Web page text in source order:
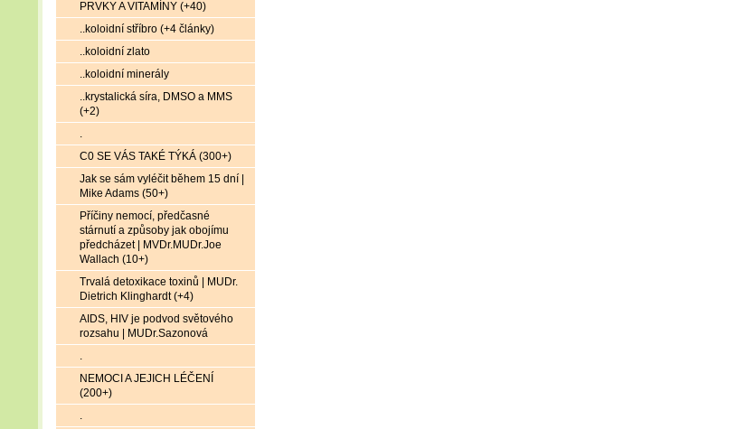
PRVKY A VITAMÍNY (+40)
..koloidní stříbro (+4 články)
..koloidní zlato
..koloidní minerály
..krystalická síra, DMSO a MMS
(+2)
.
C0 SE VÁS TAKÉ TÝKÁ (300+)
Jak se sám vyléčit během 15 dní |
Mike Adams (50+)
Příčiny nemocí, předčasné
stárnutí a způsoby jak obojímu
předcházet | MVDr.MUDr.Joe
Wallach (10+)
Trvalá detoxikace toxinů | MUDr.
Dietrich Klinghardt (+4)
AIDS, HIV je podvod světového
rozsahu | MUDr.Sazonová
.
NEMOCI A JEJICH LÉČENÍ
(200+)
.